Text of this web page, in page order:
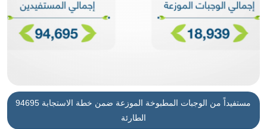
94695 مستفيداً من الوجبات المطبوخة الموزعة ضمن خطة الاستجابة
الطارئة